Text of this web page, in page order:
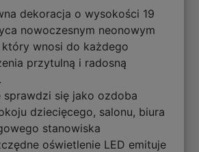
dekoracja o wysokości 19
nowoczesnym neonowym
który wnosi do każdego
przytulną i radosną
sprawdzi się jako ozdoba
dziecięcego, salonu, biura
stanowiska
oświetlenie LED emituje